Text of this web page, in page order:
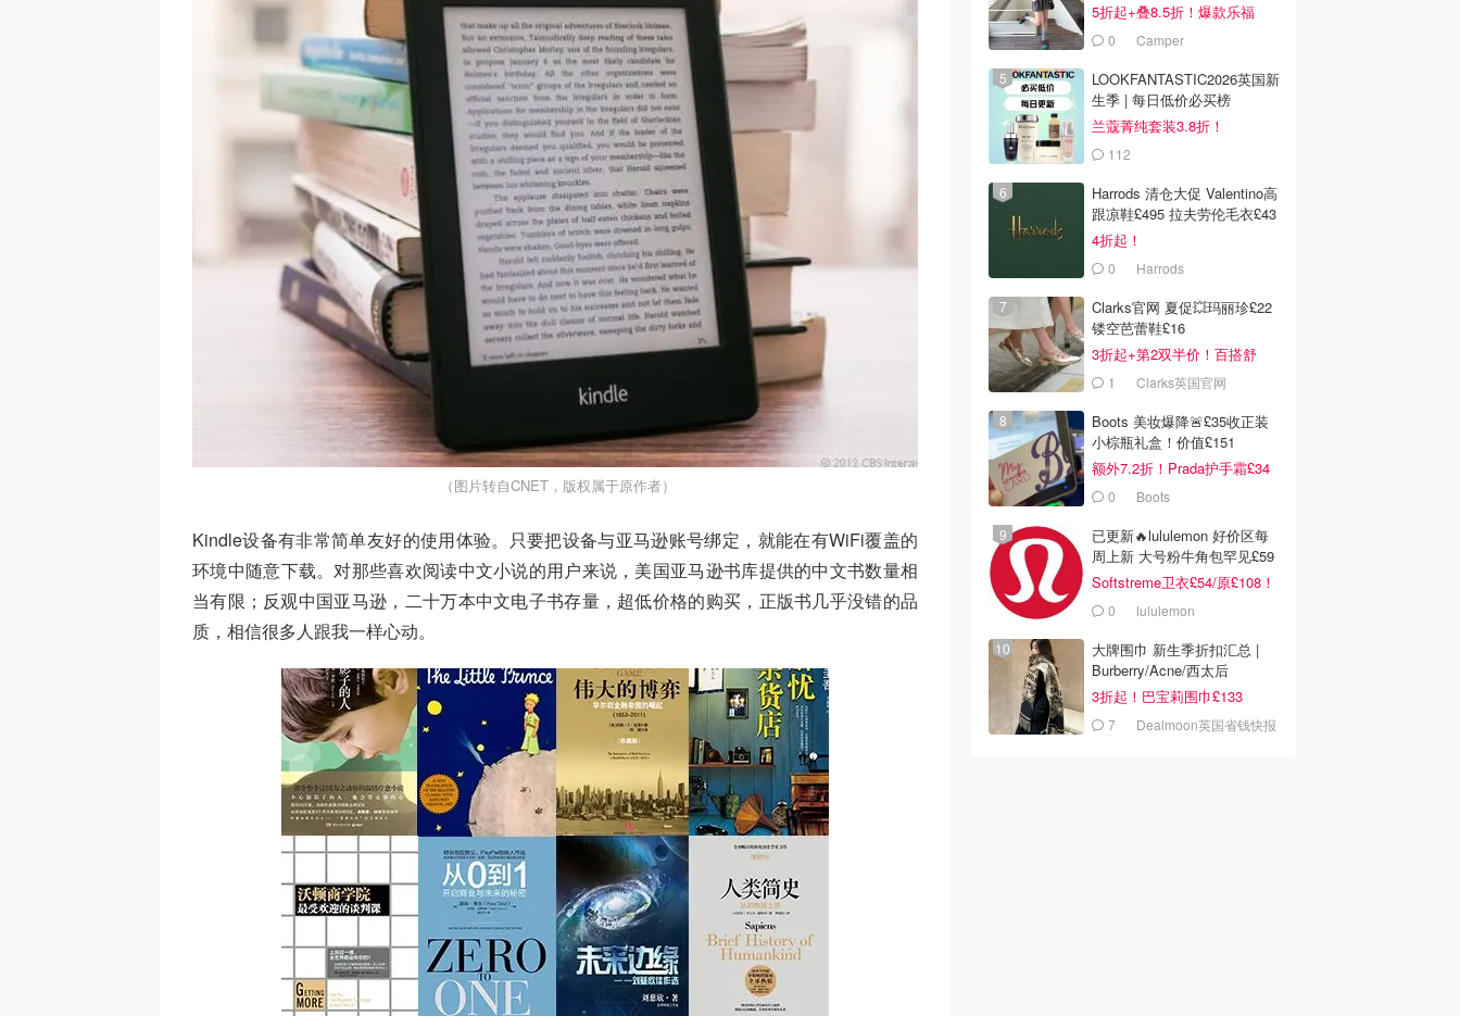
（图片转自CNET，版权属于原作者）
Kindle设备有非常简单友好的使用体验。只要把设备与亚马逊账号绑定，就能在有WiFi覆盖的
环境中随意下载。对那些喜欢阅读中文小说的用户来说，美国亚马逊书库提供的中文书数量相
当有限；反观中国亚马逊，二十万本中文电子书存量，超低价格的购买，正版书几乎没错的品
质，相信很多人跟我一样心动。
5折起+叠8.5折！爆款乐福
£68！
0 Camper
LOOKFANTASTIC2026英国新
生季 | 每日低价必买榜
兰蔻菁纯套装3.8折！
112
Harrods 清仓大促 Valentino高
跟凉鞋£495 拉夫劳伦毛衣£43
4折起！
0 Harrods
Clarks官网 夏促💥玛丽珍£22
镂空芭蕾鞋£16
3折起+第2双半价！百搭舒
服！1 Clarks英国官网
Boots 美妆爆降🚨£35收正装
小棕瓶礼盒！价值£151
额外7.2折！Prada护手霜£34
0 Boots
已更新🔥lululemon 好价区每
周上新 大号粉牛角包罕见£59
Softstreme卫衣£54/原£108！
0 lululemon
大牌围巾 新生季折扣汇总 |
Burberry/Acne/西太后
3折起！巴宝莉围巾£133
7 Dealmoon英国省钱快报